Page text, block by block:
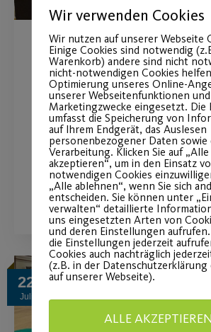
JEDER MENSCH –
Tanzshows in der
Fürth!
Jetzt noch schnell Tickets
WEITERLESEN
22
Juli
Wir verwenden Cookies
Wir nutzen auf unserer Webseite
Einige Cookies sind notwendig
Warenkorb) andere sind nicht
nicht-notwendigen Cookies
Optimierung unseres Online-
unserer Webseitenfunktionen
Marketingzwecke eingesetzt. Die
umfasst die Speicherung von
auf Ihrem Endgerät, das Auslesen
personenbezogener Daten sowie
Verarbeitung. Klicken Sie auf „Alle
akzeptieren“, um in den Einsatz
notwendigen Cookies
„Alle ablehnen“, wenn Sie sich
entscheiden. Sie können unter
verwalten“ detaillierte
uns eingesetzten Arten von
und deren Einstellungen
die Einstellungen jederzeit
Cookies auch nachträglich
(z.B. in der
auf unserer Webseite).
ALLE